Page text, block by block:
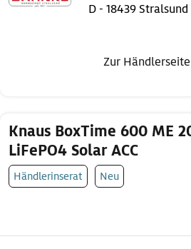
D - 18439 Stralsund
Zur Händlerseite
Knaus BoxTime 600 ME
LiFePO4 Solar ACC
Händlerinserat Neu